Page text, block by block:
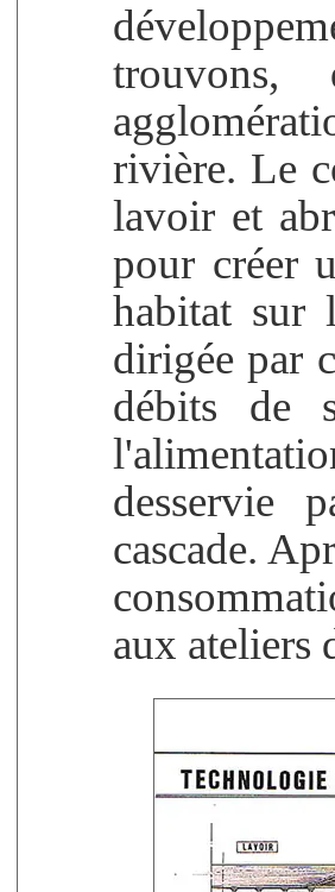
rivière. Le
lavoir et
pour créer
habitat sur
dirigée par
débits de
desservie
cascade.
aux ateliers